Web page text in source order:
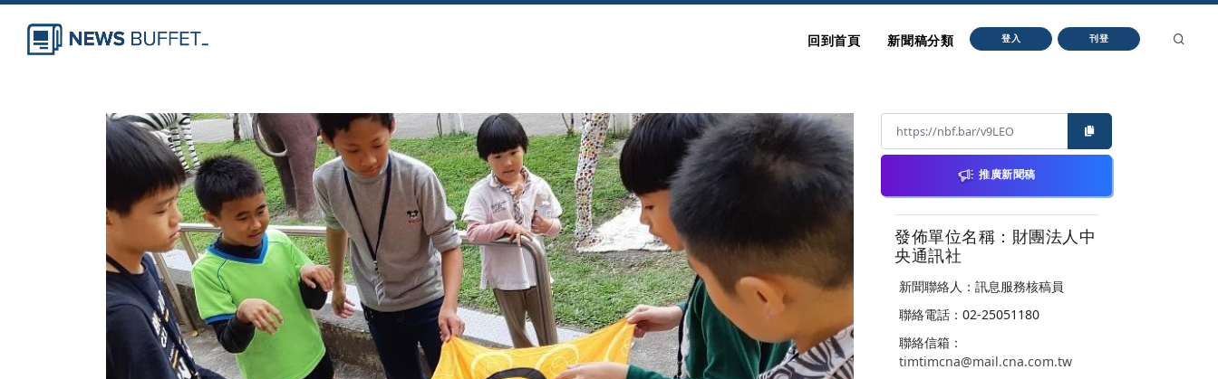
回到首頁 新聞稿分類 登入 刊登
推廣新聞稿
發佈單位名稱：財團法人中
央通訊社
新聞聯絡人：訊息服務核稿員
聯絡電話：02-25051180
聯絡信箱：
timtimcna@mail.cna.com.tw